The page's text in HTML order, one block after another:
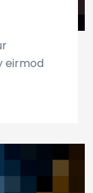
eirmod